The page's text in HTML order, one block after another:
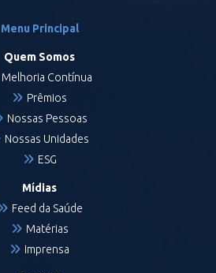
Menu Principal
Quem Somos
Melhoria Contínua
Prêmios
Nossas Pessoas
Nossas Unidades
ESG
Mídias
Feed da Saúde
Matérias
Imprensa